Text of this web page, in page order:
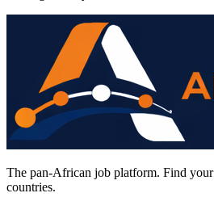
The pan-African job platform. Find
countries.